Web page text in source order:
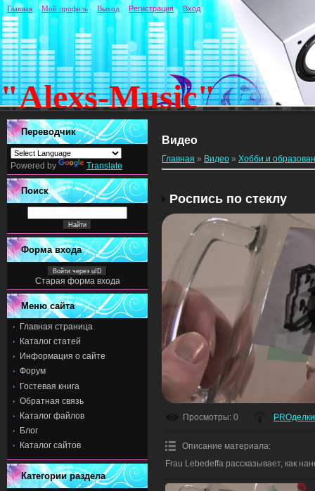
"Alexs-Music"
Главная Мой профиль Выход Регистрация Вход
Переводчик
Powered by Translate
Поиск
Форма входа
Войти через uID
Старая форма входа
Меню сайта
Главная страница
Каталог статей
Информация о сайте
Форум
Гостевая книга
Обратная связь
Каталог файлов
Блог
Каталог сайтов
Категории раздела
Видео
Главная » Видео » Хобби и
Роспись по стеклу
Просмотры: 0 PROделки
Описание материала:
Frau Lebedeffa рассказывает, как